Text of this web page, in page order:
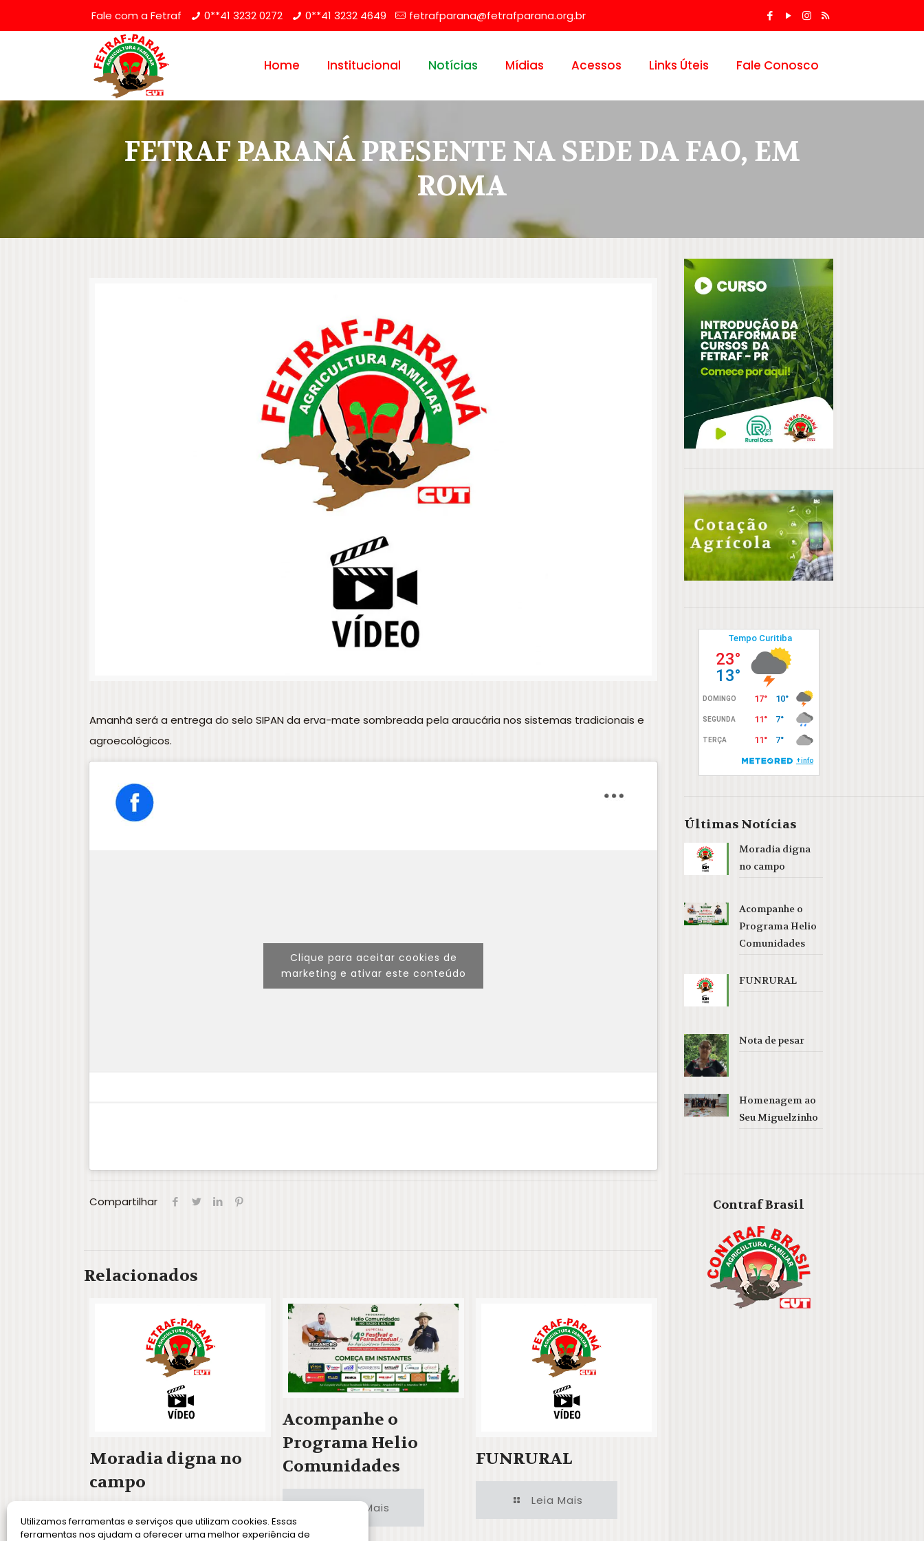
Utilizamos ferramentas e serviços que utilizam cookies. Essas
ferramentas nos ajudam a oferecer uma melhor experiência de
Fale com a Fetraf 0**41 3232 0272 0**41 3232 4649 fetrafparana@fetrafparana.org.br
Home Institucional Notícias Mídias Acessos Links Úteis Fale Conosco
FETRAF PARANÁ PRESENTE NA SEDE DA FAO, EM
ROMA
Amanhã será a entrega do selo SIPAN da erva-mate sombreada pela araucária nos sistemas tradicionais e
agroecológicos.
Clique para aceitar cookies de
marketing e ativar este conteúdo
Compartilhar
Relacionados
Moradia digna no
campo
Leia Mais
Acompanhe o
Programa Helio
Comunidades
Leia Mais
FUNRURAL
Leia Mais
Últimas Notícias
Moradia digna
no campo
Acompanhe o
Programa Helio
Comunidades
FUNRURAL
Nota de pesar
Homenagem ao
Seu Miguelzinho
Contraf Brasil